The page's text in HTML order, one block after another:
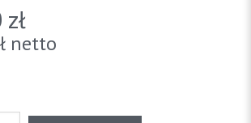
zł
netto